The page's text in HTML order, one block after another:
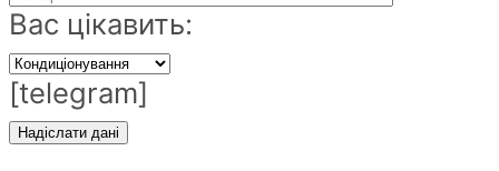
Вас цікавить:
[telegram]